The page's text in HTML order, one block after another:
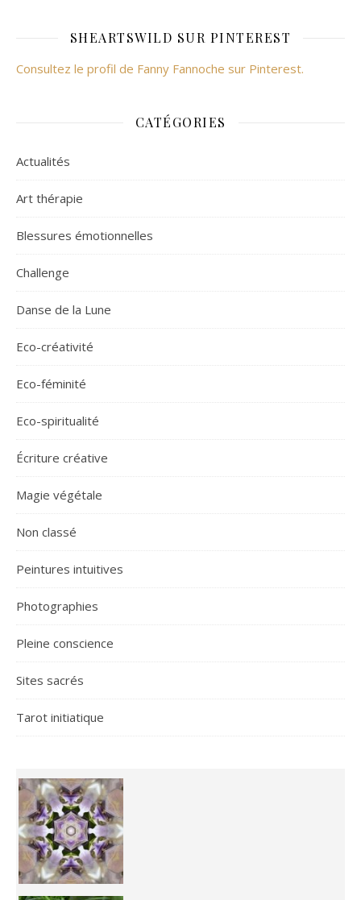
SHEARTSWILD SUR PINTEREST
Consultez le profil de Fanny Fannoche sur Pinterest.
CATÉGORIES
Actualités
Art thérapie
Blessures émotionnelles
Challenge
Danse de la Lune
Eco-créativité
Eco-féminité
Eco-spiritualité
Écriture créative
Magie végétale
Non classé
Peintures intuitives
Photographies
Pleine conscience
Sites sacrés
Tarot initiatique